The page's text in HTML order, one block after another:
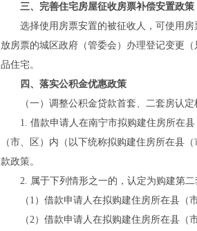
三、完善住宅房屋征收房票补偿安置政策
选择使用房票安置的被征收人，可使用房
放房票的城区政府（管委会）办理登记变更
品住宅。
四、落实公积金优惠政策
（一）调整公积金贷款首套、二套房认定
1. 借款申请人在南宁市拟购建住房所在县
（市、区）内（以下统称拟购建住房所在县
款政策。
2. 属于下列情形之一的，认定为购建第二
（1）借款申请人在拟购建住房所在县（市
（2）借款申请人在拟购建住房所在县（市